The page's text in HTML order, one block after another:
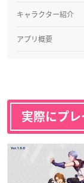
キャラクター紹介
アプリ概要
実際にプレ